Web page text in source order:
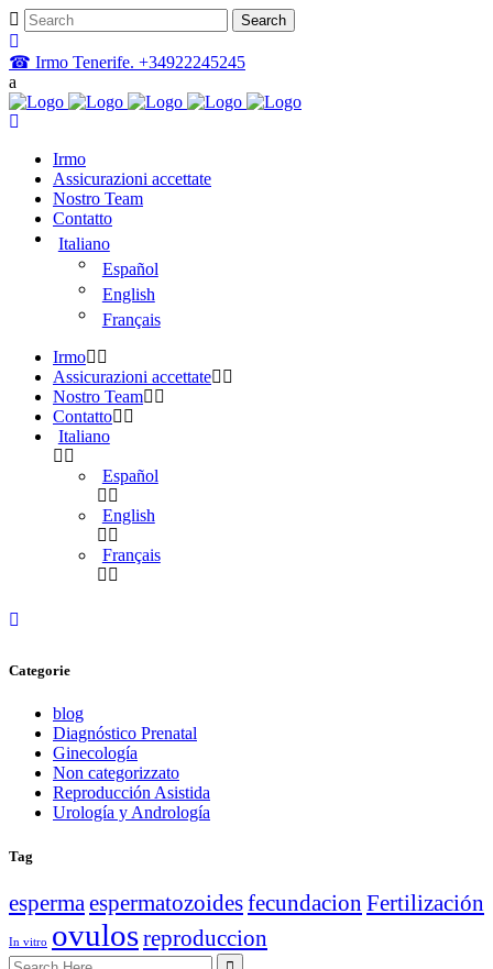
☎ Irmo Tenerife. +34922245245
Irmo
Assicurazioni accettate
Nostro Team
Contatto
Italiano
Español
English
Français
Irmo
Assicurazioni accettate
Nostro Team
Contatto
Italiano
Español
English
Français
Categorie
blog
Diagnóstico Prenatal
Ginecología
Non categorizzato
Reproducción Asistida
Urología y Andrología
Tag
esperma espermatozoidesfecundacion Fertilización
In vitro ovulosreproduccion
Search